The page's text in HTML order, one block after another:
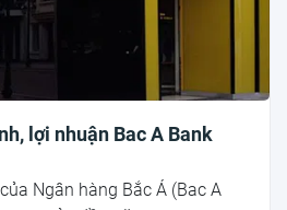
lợi nhuận Bac A Bank
Ngân hàng Bắc Á (Bac A